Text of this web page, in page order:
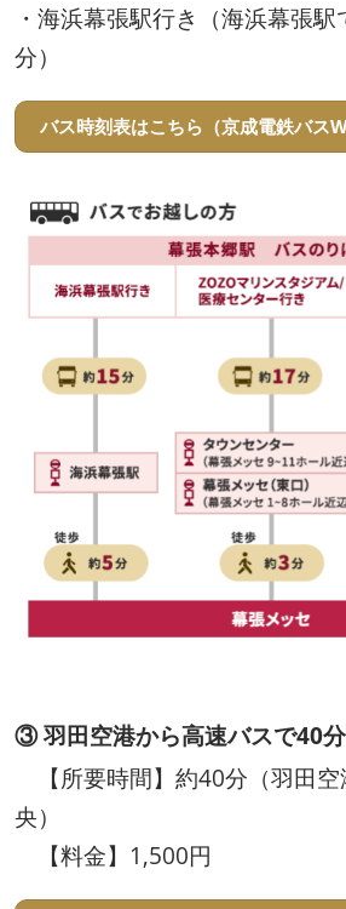
・海浜幕張駅行き（海浜幕張
分）
バス時刻表はこちら（京成電鉄バス
③ 羽田空港から高速バスで40分
【所要時間】約40分（羽田空
央）
【料金】1,500円